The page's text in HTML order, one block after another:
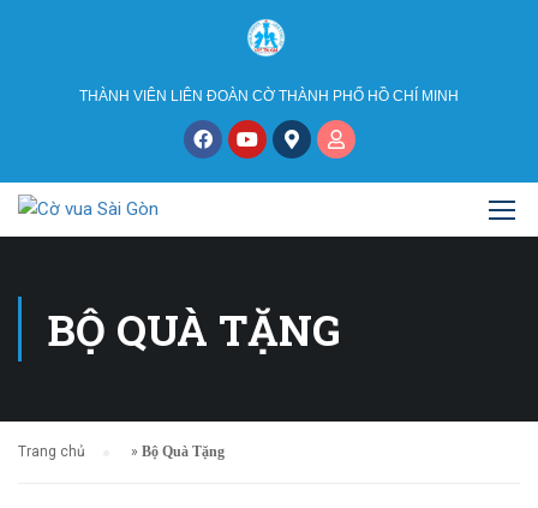
THÀNH VIÊN LIÊN ĐOÀN CỜ THÀNH PHỐ HỒ CHÍ MINH
BỘ QUÀ TẶNG
Trang chủ » Bộ Quà Tặng